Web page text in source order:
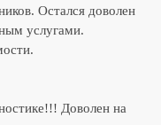
Остался доволен
услугами.
Доволен на